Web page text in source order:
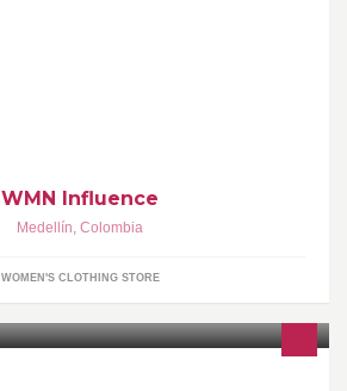
WMN Influence
Medellín, Colombia
WOMEN'S CLOTHING STORE